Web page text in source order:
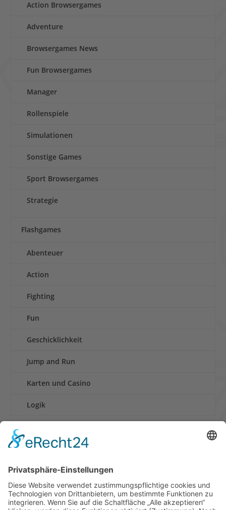
Action Browsergames
Adventure
Browsergames News
Fun Browsergames
Manager
Rollenspiele
Simulationen
Sonstige Games
Sport Browsergames
Strategie
Flashgames
Abenteuer
Action
Fighting
Fun
Geschicklichkeit
Jump and Run
Karten und Casino
Logik
Retro und Klassiker
Shooter
Sonstige Spiele